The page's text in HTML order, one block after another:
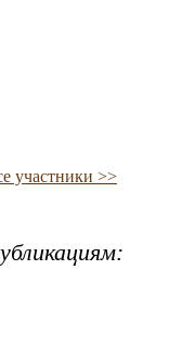
участники >>